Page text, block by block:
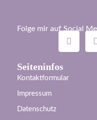
Folge mir auf Social
Seiteninfos
Kontaktformular
Impressum
Datenschutz